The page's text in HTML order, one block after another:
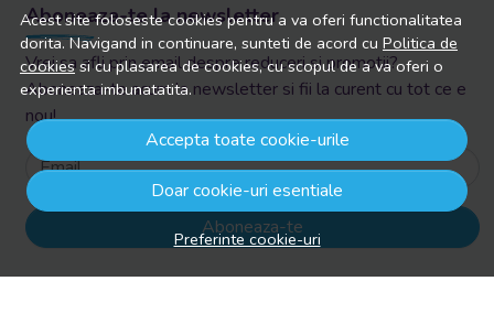
Acest site foloseste cookies pentru a va oferi functionalitatea
dorita. Navigand in continuare, sunteti de acord cu Politica de
cookiessi cu plasarea de cookies, cu scopul de a va oferi o
experienta imbunatatita.
Accepta toate cookie-urile
Doar cookie-uri esentiale
Preferinte cookie-uri
Aboneaza-te la newsletter
Vrei sa afli prin email despre reduceri si promotii?
Aboneaza-te acum la newsletter si fii la curent cu tot ce e
nou!
Email
Aboneaza-te